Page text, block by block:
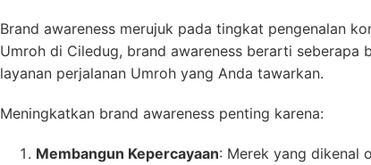
Brand awareness merujuk pada tingkat pengenalan
Umroh di Ciledug, brand awareness berarti seberapa
layanan perjalanan Umroh yang Anda tawarkan.
Meningkatkan brand awareness penting karena:
Membangun Kepercayaan: Merek yang dikenal